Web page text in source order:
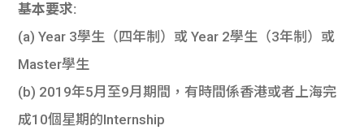
基本要求:
(a) Year 3學生（四年制）或 Year 2學生（3年制）或
Master學生
(b) 2019年5月至9月期間，有時間係香港或者上海完
成10個星期的Internship